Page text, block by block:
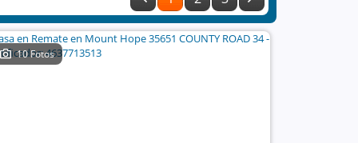
10 Fotos